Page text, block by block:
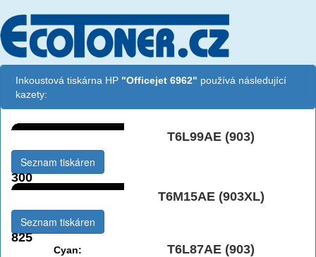
Inkoustová tiskárna HP "Officejet 6962" používá následující
kazety:
T6L99AE (903)
300
Seznam tiskáren
T6M15AE (903XL)
825
Seznam tiskáren
Cyan: T6L87AE (903)